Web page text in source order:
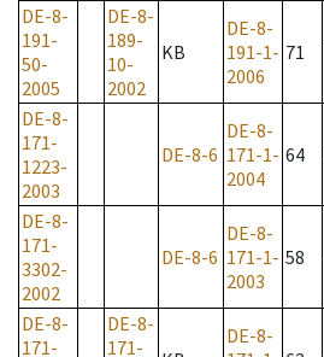
DE-8-
191-
50-
2005
DE-8-
189-
10-
2002
KB
DE-8-
191-1-
2006
71
DE-8-
171-
1223-
2003
DE-8-6
DE-8-
171-1-
2004
64
DE-8-
171-
3302-
2002
DE-8-6
DE-8-
171-1-
2003
58
DE-8-
171-
DE-8-
171-
DE-8-